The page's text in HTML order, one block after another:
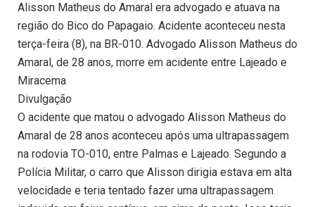
Alisson Matheus do Amaral era advogado e atuava na
região do Bico do Papagaio. Acidente aconteceu nesta
terça-feira (8), na BR-010. Advogado Alisson Matheus do
Amaral, de 28 anos, morre em acidente entre Lajeado e
Miracema
Divulgação
O acidente que matou o advogado Alisson Matheus do
Amaral de 28 anos aconteceu após uma ultrapassagem
na rodovia TO-010, entre Palmas e Lajeado. Segundo a
Polícia Militar, o carro que Alisson dirigia estava em alta
velocidade e teria tentado fazer uma ultrapassagem